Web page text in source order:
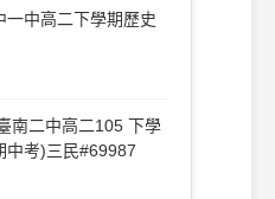
中高二下學期歷史
南二中高二105 下學
中考)三民#69987